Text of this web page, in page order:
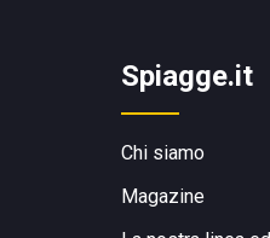
Spiagge.it
Chi siamo
Magazine